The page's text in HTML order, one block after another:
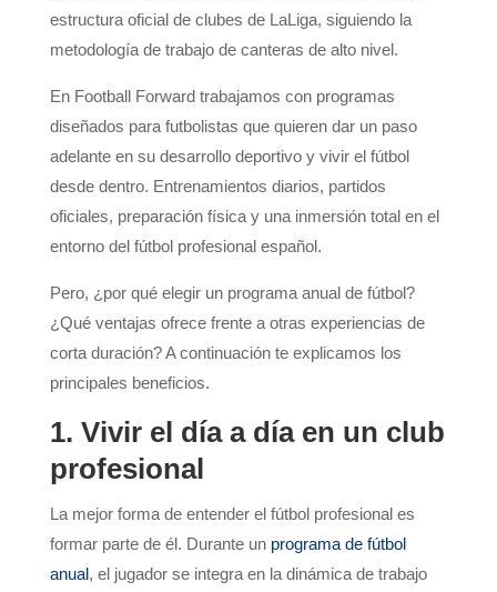
estructura oficial de clubes de LaLiga, siguiendo la
metodología de trabajo de canteras de alto nivel.
En Football Forward trabajamos con programas
diseñados para futbolistas que quieren dar un paso
adelante en su desarrollo deportivo y vivir el fútbol
desde dentro. Entrenamientos diarios, partidos
oficiales, preparación física y una inmersión total en el
entorno del fútbol profesional español.
Pero, ¿por qué elegir un programa anual de fútbol?
¿Qué ventajas ofrece frente a otras experiencias de
corta duración? A continuación te explicamos los
principales beneficios.
1. Vivir el día a día en un club
profesional
La mejor forma de entender el fútbol profesional es
formar parte de él. Durante un programa de fútbol
anual, el jugador se integra en la dinámica de trabajo